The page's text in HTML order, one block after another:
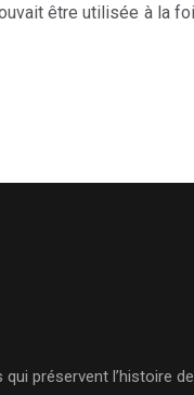
être utilisée à la
préservent l’histoire